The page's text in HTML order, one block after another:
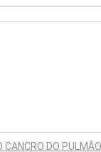
CANCRO DO PULMÃO